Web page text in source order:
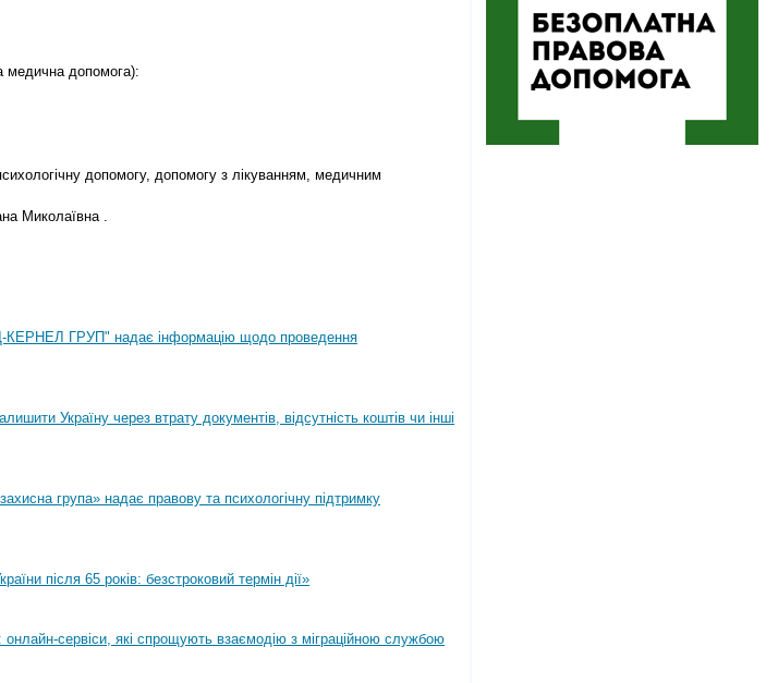
допомога):
допомогу, допомогу з лікуванням, медичним
Миколаївна .
ГРУП" надає інформацію щодо проведення
Україну через втрату документів, відсутність коштів чи інші
група» надає правову та психологічну підтримку
після 65 років: безстроковий термін дії»
сервіси, які спрощують взаємодію з міграційною службою